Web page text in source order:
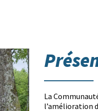
La
l’amélioration